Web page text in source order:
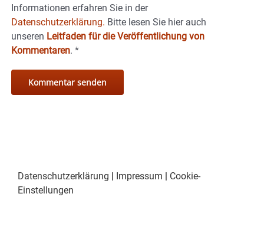
Informationen erfahren Sie in der
Datenschutzerklärung. Bitte lesen Sie hier auch
unseren Leitfaden für die Veröffentlichung von
Kommentaren. *
Datenschutzerklärung | Impressum | Cookie-
Einstellungen